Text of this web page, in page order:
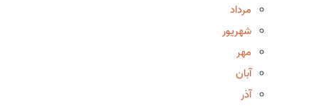
مرداد
شهریور
مهر
آبان
آذر